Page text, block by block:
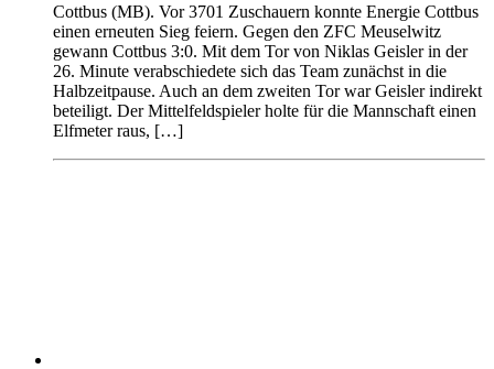
Cottbus (MB). Vor 3701 Zuschauern konnte Energie Cottbus
einen erneuten Sieg feiern. Gegen den ZFC Meuselwitz
gewann Cottbus 3:0. Mit dem Tor von Niklas Geisler in der
26. Minute verabschiedete sich das Team zunächst in die
Halbzeitpause. Auch an dem zweiten Tor war Geisler indirekt
beteiligt. Der Mittelfeldspieler holte für die Mannschaft einen
Elfmeter raus, […]